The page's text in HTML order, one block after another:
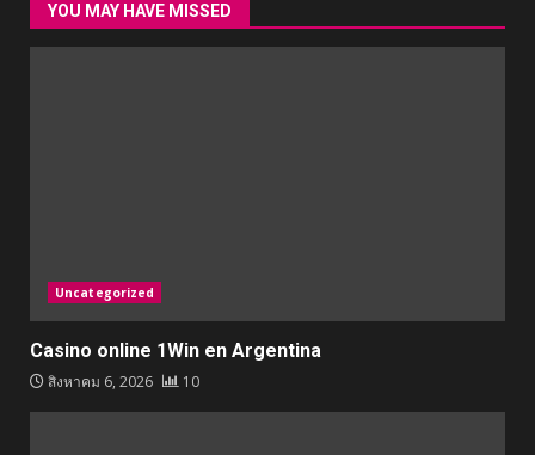
YOU MAY HAVE MISSED
Uncategorized
Casino online 1Win en Argentina
สิงหาคม 6, 2026 10